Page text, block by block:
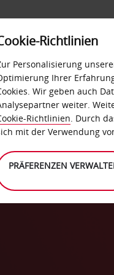
SELF-
Richtlinien
Personalisierung
Ihrer
Wir geben auch
weiter.
Richtlinien. Durch
mit der Verwendung
PRÄFERENZEN